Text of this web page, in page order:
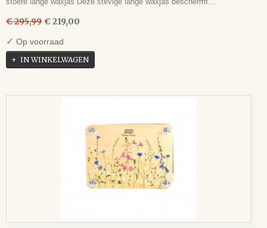
€ 295,99 € 219,00
✓ Op voorraad
IN WINKELWAGEN